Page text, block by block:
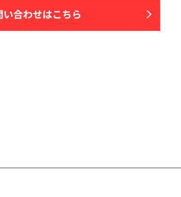
い合わせはこちら